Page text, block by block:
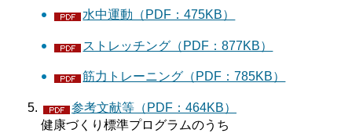
水中運動（PDF：475KB）
ストレッチング（PDF：877KB）
筋力トレーニング（PDF：785KB）
参考文献等（PDF：464KB）
健康づくり標準プログラムのうち